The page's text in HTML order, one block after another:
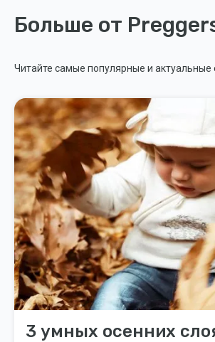
Больше от
Читайте самые популярные и актуальные
3 умных осенних